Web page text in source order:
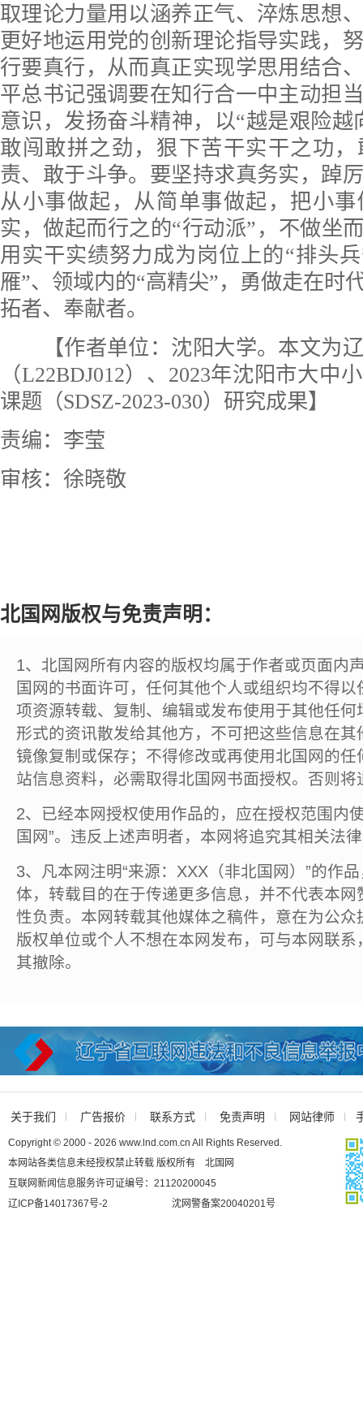
取理论力量用以涵养正气、淬炼思想
更好地运用党的创新理论指导实践，
行要真行，从而真正实现学思用结合
平总书记强调要在知行合一中主动担
意识，发扬奋斗精神，以“越是艰险越
敢闯敢拼之劲，狠下苦干实干之功
责、敢于斗争。要坚持求真务实，踔
从小事做起，从简单事做起，把小
实，做起而行之的“行动派”，不做坐
用实干实绩努力成为岗位上的“排头
雁”、领域内的“高精尖”，勇做走在时
拓者、奉献者。
【作者单位：沈阳大学。本文为辽
（L22BDJ012）、2023年沈阳市大中
课题（SDSZ-2023-030）研究成果】
责编：李莹
审核：徐晓敬
北国网版权与免责声明：
1、北国网所有内容的版权均属于作者或页面内
国网的书面许可，任何其他个人或组织均不得
项资源转载、复制、编辑或发布使用于其他任
形式的资讯散发给其他方，不可把这些信息在
镜像复制或保存；不得修改或再使用北国网的
站信息资料，必需取得北国网书面授权。否则将
2、已经本网授权使用作品的，应在授权范围内
国网”。违反上述声明者，本网将追究其相关法
3、凡本网注明“来源：XXX（非北国网）”的作
体，转载目的在于传递更多信息，并不代表本
性负责。本网转载其他媒体之稿件，意在为公
版权单位或个人不想在本网发布，可与本网联
其撤除。
关于我们 广告报价 联系方式 免责声明 网站律师
Copyright © 2000 - 2026 www.lnd.com.cn All Rights Reserved.
本网站各类信息未经授权禁止转载 版权所有 北国网
互联网新闻信息服务许可证编号：21120200045
辽ICP备14017367号-2
沈网警备案20040201号